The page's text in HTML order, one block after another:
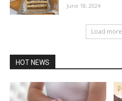
June 18, 2024
Load more
HOT NEWS